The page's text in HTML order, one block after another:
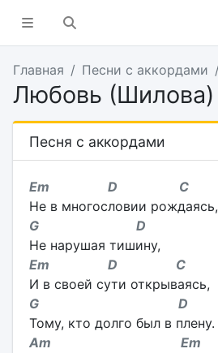
Главная Песни с аккордами
Любовь (Шилова)
Песня с аккордами
Em D C
Не в многословии рождаясь,
G D
Не нарушая тишину,
Em D C
И в своей сути открываясь,
G D
Тому, кто долго был в плену.
Am Em